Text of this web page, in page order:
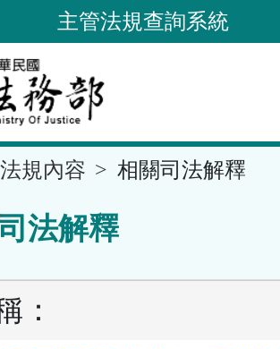
主管法規查詢系統
法規內容 相關司法解釋
法解釋
：